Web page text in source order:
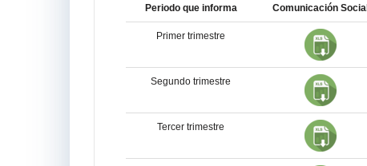
Periodo que informa
Comunicación Social
Primer trimestre
Segundo trimestre
Tercer trimestre